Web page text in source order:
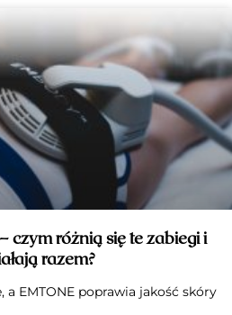
czym różnią się te zabiegi i
razem?
a EMTONE poprawia jakość skóry